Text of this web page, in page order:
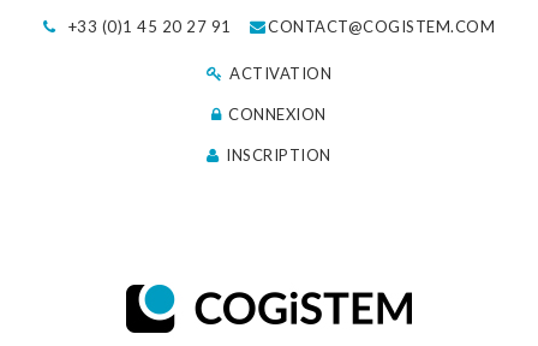
+33 (0)1 45 20 27 91 CONTACT@COGISTEM.COM
ACTIVATION
CONNEXION
INSCRIPTION